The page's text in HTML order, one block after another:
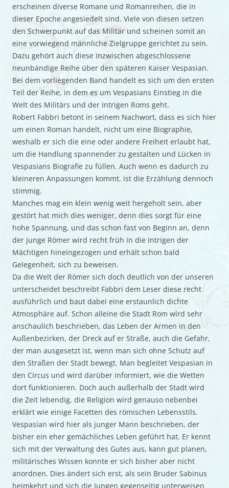
erscheinen diverse Romane und Romanreihen, die in
dieser Epoche angesiedelt sind. Viele von diesen setzen
den Schwerpunkt auf das Militär und scheinen somit an
eine vorwiegend männliche Zielgruppe gerichtet zu sein.
Dazu gehört auch diese inzwischen abgeschlossene
neunbändige Reihe über den späteren Kaiser Vespasian.
Bei dem vorliegenden Band handelt es sich um den ersten
Teil der Reihe, in dem es um Vespasians Einstieg in die
Welt des Militärs und der Intrigen Roms geht.
Robert Fabbri betont in seinem Nachwort, dass es sich hier
um einen Roman handelt, nicht um eine Biographie,
weshalb er sich die eine oder andere Freiheit erlaubt hat,
um die Handlung spannender zu gestalten und Lücken in
Vespasians Biografie zu füllen. Auch wenn es dadurch zu
kleineren Anpassungen kommt, ist die Erzählung dennoch
stimmig.
Manches mag ein klein wenig weit hergeholt sein, aber
gestört hat mich dies weniger, denn dies sorgt für eine
hohe Spannung, und das schon fast von Beginn an, denn
der junge Römer wird recht früh in die Intrigen der
Mächtigen hineingezogen und erhält schon bald
Gelegenheit, sich zu beweisen.
Da die Welt der Römer sich doch deutlich von der unseren
unterscheidet beschreibt Fabbri dem Leser diese recht
ausführlich und baut dabei eine erstaunlich dichte
Atmosphäre auf. Schon alleine die Stadt Rom wird sehr
anschaulich beschrieben, das Leben der Armen in den
Außenbezirken, der Dreck auf er Straße, auch die Gefahr,
der man ausgesetzt ist, wenn man sich ohne Schutz auf
den Straßen der Stadt bewegt. Man begleitet Vespasian in
den Circus und wird darüber informiert, wie die Wetten
dort funktionieren. Doch auch außerhalb der Stadt wird
die Zeit lebendig, die Religion wird genauso nebenbei
erklärt wie einige Facetten des römischen Lebensstils.
Vespasian wird hier als junger Mann beschrieben, der
bisher ein eher gemächliches Leben geführt hat. Er kennt
sich mit der Verwaltung des Gutes aus, kann gut planen,
militärisches Wissen konnte er sich bisher aber nicht
anordnen. Dies ändert sich erst, als sein Bruder Sabinus
heimkehrt und sich die Jungen gegenseitig unterweisen